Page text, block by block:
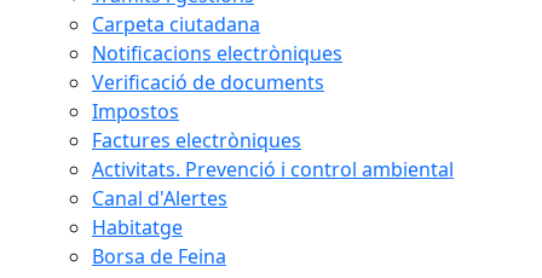
Carpeta ciutadana
Notificacions electròniques
Verificació de documents
Impostos
Factures electròniques
Activitats. Prevenció i control ambiental
Canal d'Alertes
Habitatge
Borsa de Feina